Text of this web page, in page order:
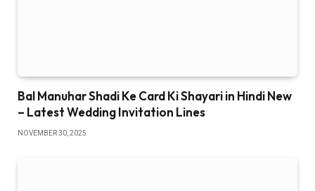
Bal Manuhar Shadi Ke Card Ki Shayari in Hindi New
– Latest Wedding Invitation Lines
NOVEMBER 30, 2025